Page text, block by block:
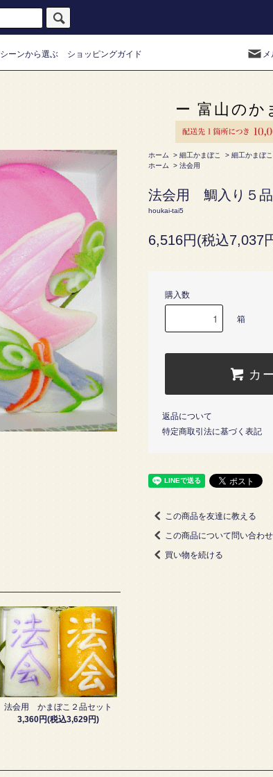
シーンから選ぶ ショッピングガイド
ー 富山の
法会用 かまぼこ２品セット
3,360円(税込3,629円)
ホーム > 細工かまぼこ > 細工かまぼ
ホーム
>法会用
法会用 鯛入り５品
houkai-tai5
6,516円(税込7,037
購入数
箱
カ
返品について
特定商取引法に基づく表記
この商品を友達に教える
この商品について問い合わ
買い物を続ける